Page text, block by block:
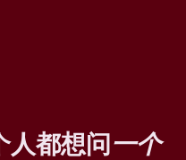
人都想问一个